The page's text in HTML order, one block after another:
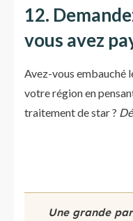
12.
vous avez
Avez-vous embauché
votre région en
traitement de star ?
Une grande